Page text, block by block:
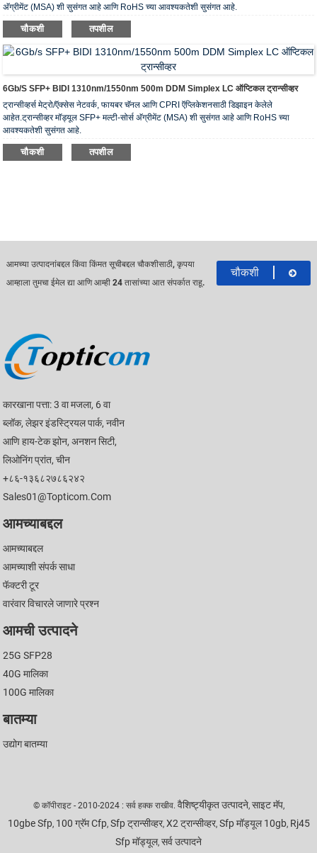
अ‍ॅग्रीमेंट (MSA) शी सुसंगत आहे आणि RoHS च्या आवश्यकतेशी सुसंगत आहे.
चौकशी तपशील
6Gb/s SFP+ BIDI 1310nm/1550nm 500m DDM Simplex LC ऑप्टिकल ट्रान्सीव्हर
ट्रान्सीव्हर्स मेट्रो/ऍक्सेस नेटवर्क, फायबर चॅनल आणि CPRI ऍप्लिकेशनसाठी डिझाइन केलेले
आहेत.ट्रान्सीव्हर मॉड्यूल SFP+ मल्टी-सोर्स अ‍ॅग्रीमेंट (MSA) शी सुसंगत आहे आणि RoHS च्या
आवश्यकतेशी सुसंगत आहे.
चौकशी तपशील
आमच्या उत्पादनांबद्दल किंवा किंमत सूचीबद्दल चौकशीसाठी, कृपया
आम्हाला तुमचा ईमेल द्या आणि आम्ही 24 तासांच्या आत संपर्कात राहू.
चौकशी
कारखाना पत्ता: 3 वा मजला, 6 वा
ब्लॉक, लेझर इंडस्ट्रियल पार्क, नवीन
आणि हाय-टेक झोन, अनशन सिटी,
लिओनिंग प्रांत, चीन
+८६-१३६८२७८६२४२
Sales01@topticom.com
आमच्याबद्दल
आमच्याबद्दल
आमच्याशी संपर्क साधा
फॅक्टरी टूर
वारंवार विचारले जाणारे प्रश्न
आमची उत्पादने
25G SFP28
40G मालिका
100G मालिका
बातम्या
उद्योग बातम्या
© कॉपीराइट - 2010-2024 : सर्व हक्क राखीव. वैशिष्ट्यीकृत उत्पादने, साइट मॅप,
10gbe Sfp, 100 ग्रॅम Cfp, Sfp ट्रान्सीव्हर, X2 ट्रान्सीव्हर, Sfp मॉड्यूल 10gb, Rj45
Sfp मॉड्यूल, सर्व उत्पादने